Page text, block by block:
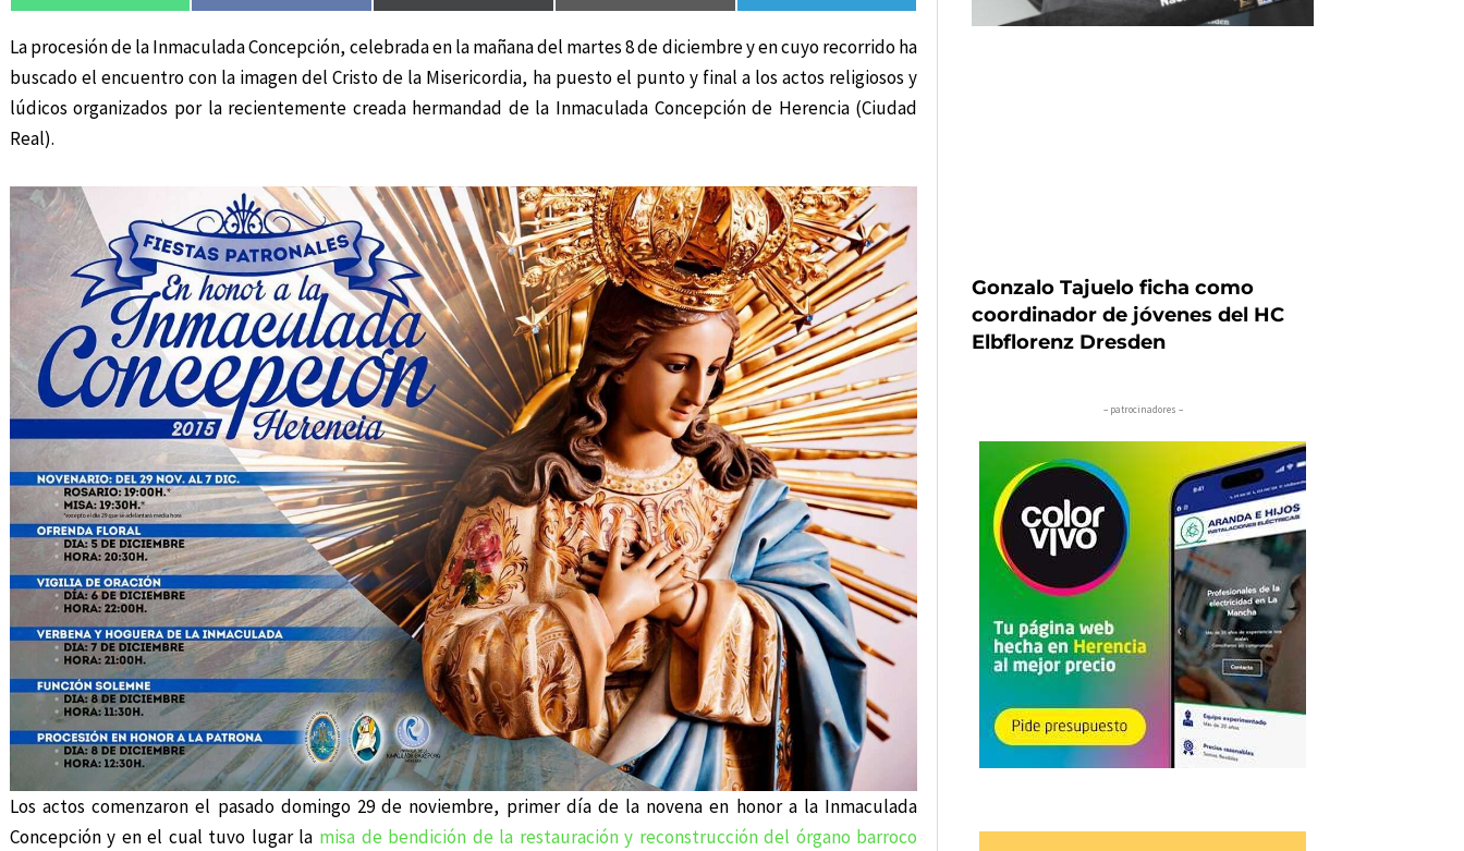
La procesión de la Inmaculada Concepción, celebrada en la mañana del martes 8 de diciembre y en cuyo recorrido ha
buscado el encuentro con la imagen del Cristo de la Misericordia, ha puesto el punto y final a los actos religiosos y
lúdicos organizados por la recientemente creada hermandad de la Inmaculada Concepción de Herencia (Ciudad
Real).
Los actos comenzaron el pasado domingo 29 de noviembre, primer día de la novena en honor a la Inmaculada
Concepción y en el cual tuvo lugar la misa de bendición de la restauración y reconstrucción del órgano barroco
Gonzalo Tajuelo ficha como
coordinador de jóvenes del HC
Elbflorenz Dresden
– patrocinadores –